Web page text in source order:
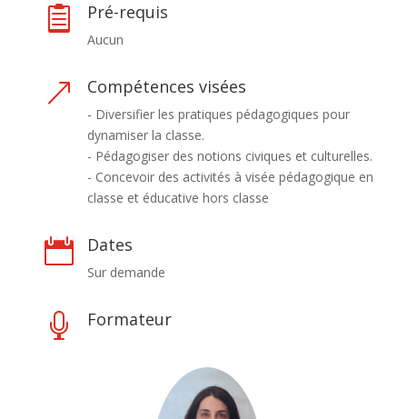
 Pré-requis
Aucun
& Compétences visées
- Diversifier les pratiques pédagogiques pour
dynamiser la classe.
- Pédagogiser des notions civiques et culturelles.
- Concevoir des activités à visée pédagogique en
classe et éducative hors classe
 Dates
Sur demande
 Formateur